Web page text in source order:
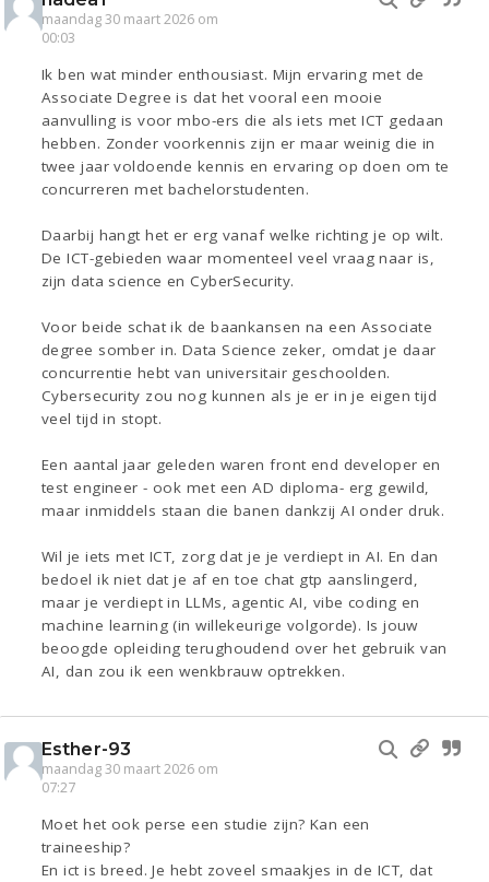
maandag 30 maart 2026 om
00:03
Ik ben wat minder enthousiast. Mijn ervaring met de
Associate Degree is dat het vooral een mooie
aanvulling is voor mbo-ers die als iets met ICT gedaan
hebben. Zonder voorkennis zijn er maar weinig die in
twee jaar voldoende kennis en ervaring op doen om te
concurreren met bachelorstudenten.
Daarbij hangt het er erg vanaf welke richting je op wilt.
De ICT-gebieden waar momenteel veel vraag naar is,
zijn data science en CyberSecurity.
Voor beide schat ik de baankansen na een Associate
degree somber in. Data Science zeker, omdat je daar
concurrentie hebt van universitair geschoolden.
Cybersecurity zou nog kunnen als je er in je eigen tijd
veel tijd in stopt.
Een aantal jaar geleden waren front end developer en
test engineer - ook met een AD diploma- erg gewild,
maar inmiddels staan die banen dankzij AI onder druk.
Wil je iets met ICT, zorg dat je je verdiept in AI. En dan
bedoel ik niet dat je af en toe chat gtp aanslingerd,
maar je verdiept in LLMs, agentic AI, vibe coding en
machine learning (in willekeurige volgorde). Is jouw
beoogde opleiding terughoudend over het gebruik van
AI, dan zou ik een wenkbrauw optrekken.
Esther-93
maandag 30 maart 2026 om
07:27
Moet het ook perse een studie zijn? Kan een
traineeship?
En ict is breed. Je hebt zoveel smaakjes in de ICT, dat